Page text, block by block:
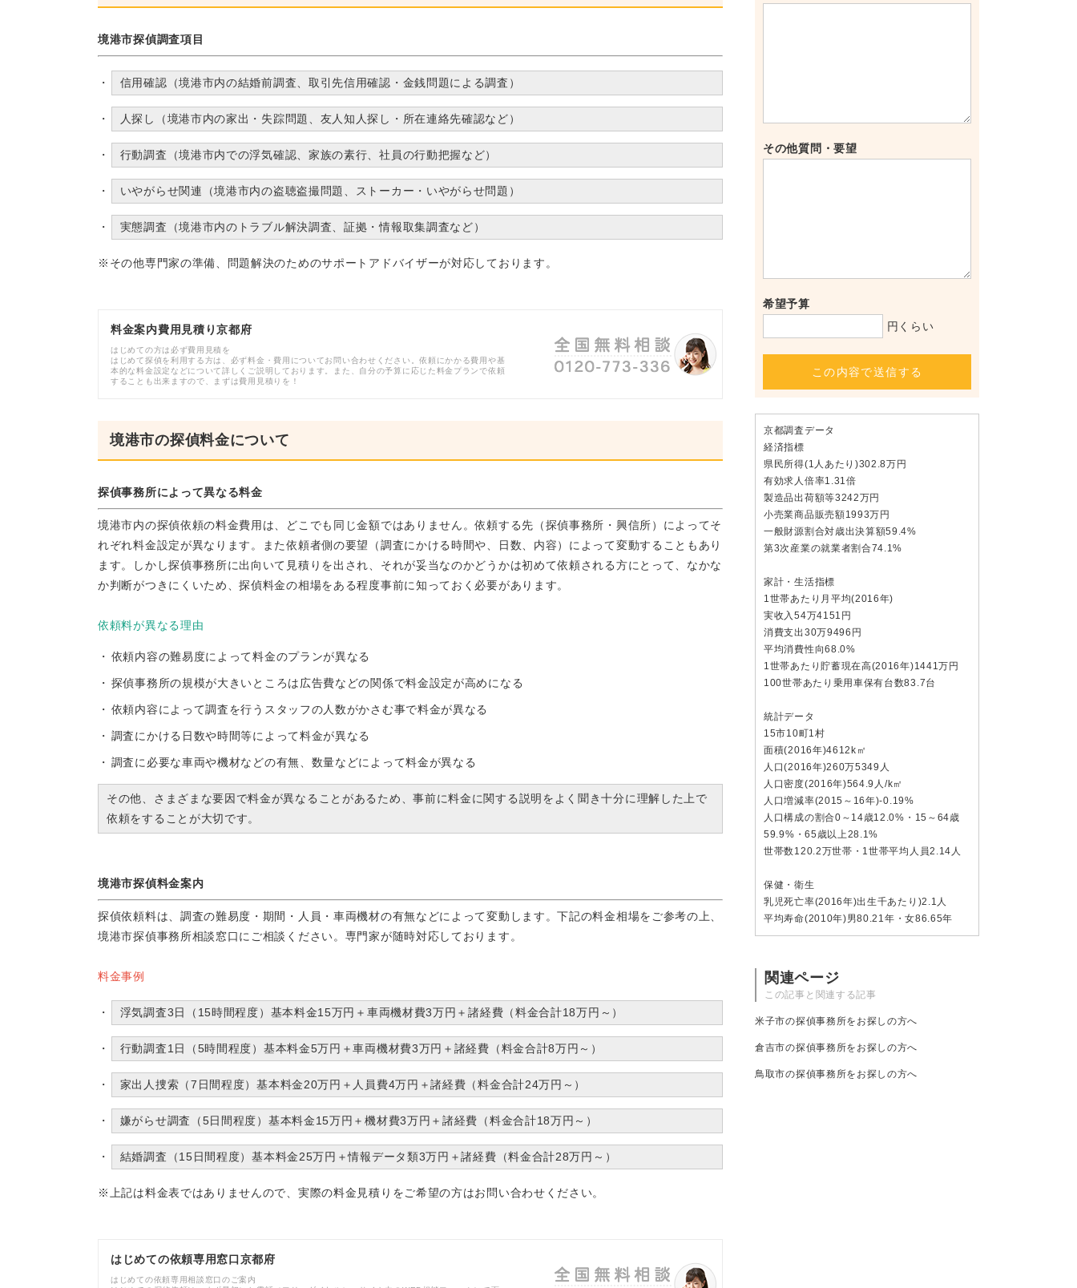
境港市探偵調査項目
信用確認（境港市内の結婚前調査、取引先信用確認・金銭問題による調査）
人探し（境港市内の家出・失踪問題、友人知人探し・所在連絡先確認など）
行動調査（境港市内での浮気確認、家族の素行、社員の行動把握など）
いやがらせ関連（境港市内の盗聴盗撮問題、ストーカー・いやがらせ問題）
実態調査（境港市内のトラブル解決調査、証拠・情報取集調査など）
※その他専門家の準備、問題解決のためのサポートアドバイザーが対応しております。
料金案内費用見積り京都府
はじめての方は必ず費用見積を
はじめて探偵を利用する方は、必ず料金・費用についてお問い合わせください。依頼にかかる費用や基
本的な料金設定などについて詳しくご説明しております。また、自分の予算に応じた料金プランで依頼
することも出来ますので、まずは費用見積りを！
境港市の探偵料金について
探偵事務所によって異なる料金
境港市内の探偵依頼の料金費用は、どこでも同じ金額ではありません。依頼する先（探偵事務所・興信所）によってそ
れぞれ料金設定が異なります。また依頼者側の要望（調査にかける時間や、日数、内容）によって変動することもあり
ます。しかし探偵事務所に出向いて見積りを出され、それが妥当なのかどうかは初めて依頼される方にとって、なかな
か判断がつきにくいため、探偵料金の相場をある程度事前に知っておく必要があります。
依頼料が異なる理由
依頼内容の難易度によって料金のプランが異なる
探偵事務所の規模が大きいところは広告費などの関係で料金設定が高めになる
依頼内容によって調査を行うスタッフの人数がかさむ事で料金が異なる
調査にかける日数や時間等によって料金が異なる
調査に必要な車両や機材などの有無、数量などによって料金が異なる
その他、さまざまな要因で料金が異なることがあるため、事前に料金に関する説明をよく聞き十分に理解した上で
依頼をすることが大切です。
境港市探偵料金案内
探偵依頼料は、調査の難易度・期間・人員・車両機材の有無などによって変動します。下記の料金相場をご参考の上、
境港市探偵事務所相談窓口にご相談ください。専門家が随時対応しております。
料金事例
浮気調査3日（15時間程度）基本料金15万円＋車両機材費3万円＋諸経費（料金合計18万円～）
行動調査1日（5時間程度）基本料金5万円＋車両機材費3万円＋諸経費（料金合計8万円～）
家出人捜索（7日間程度）基本料金20万円＋人員費4万円＋諸経費（料金合計24万円～）
嫌がらせ調査（5日間程度）基本料金15万円＋機材費3万円＋諸経費（料金合計18万円～）
結婚調査（15日間程度）基本料金25万円＋情報データ類3万円＋諸経費（料金合計28万円～）
※上記は料金表ではありませんので、実際の料金見積りをご希望の方はお問い合わせください。
はじめての依頼専用窓口京都府
はじめての依頼専用相談窓口のご案内
その他質問・要望
希望予算
円くらい
この内容で送信する
京都調査データ
経済指標
県民所得(1人あたり)302.8万円
有効求人倍率1.31倍
製造品出荷額等3242万円
小売業商品販売額1993万円
一般財源割合対歳出決算額59.4%
第3次産業の就業者割合74.1%
家計・生活指標
1世帯あたり月平均(2016年)
実收入54万4151円
消費支出30万9496円
平均消費性向68.0%
1世帯あたり貯蓄現在高(2016年)1441万円
100世帯あたり乗用車保有台数83.7台
統計データ
15市10町1村
面積(2016年)4612k㎡
人口(2016年)260万5349人
人口密度(2016年)564.9人/k㎡
人口増減率(2015～16年)-0.19%
人口構成の割合0～14歳12.0%・15～64歳
59.9%・65歳以上28.1%
世帯数120.2万世帯・1世帯平均人員2.14人
保健・衛生
乳児死亡率(2016年)出生千あたり)2.1人
平均寿命(2010年)男80.21年・女86.65年
関連ページ
この記事と関連する記事
米子市の探偵事務所をお探しの方へ
倉吉市の探偵事務所をお探しの方へ
鳥取市の探偵事務所をお探しの方へ